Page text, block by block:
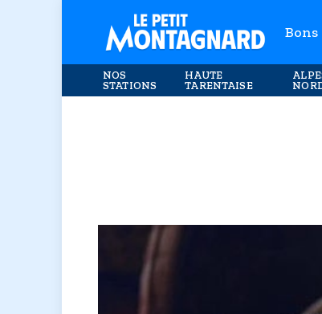
NOS
STATIONS
HAUTE
TARENTAISE